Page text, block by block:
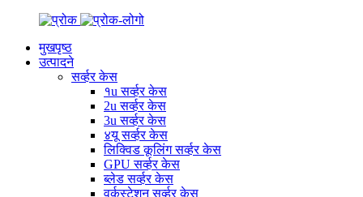
मुखपृष्ठ
उत्पादने
सर्व्हर केस
१u सर्व्हर केस
2u सर्व्हर केस
3u सर्व्हर केस
४यू सर्व्हर केस
लिक्विड कूलिंग सर्व्हर केस
GPU सर्व्हर केस
ब्लेड सर्व्हर केस
वर्कस्टेशन सर्व्हर केस